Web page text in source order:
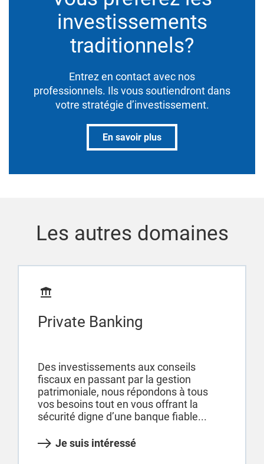
investissements
traditionnels?
Entrez en contact avec nos
professionnels. Ils vous soutiendront dans
votre stratégie d’investissement.
En savoir plus
Les autres domaines
Private Banking
Des investissements aux conseils
fiscaux en passant par la gestion
patrimoniale, nous répondons à tous
vos besoins tout en vous offrant la
sécurité digne d’une banque fiable...
Je suis intéressé